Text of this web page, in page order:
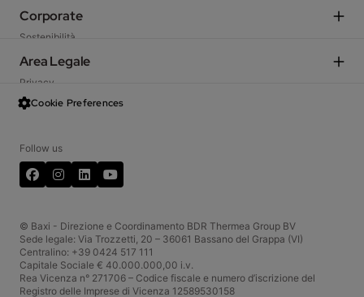
Ventilazione meccanica
Climatizzatori
Sistemi solari
Scaldacqua e serbatoi
Scegli il Centro di Assistenza Tecnica
Preventivatore
Ekanban Portale fornitori
Baxi Shop
CRM Portale Agenzie
FAQ
Corporate
Sostenibilità
Azienda
Incentivi fiscali
Garanzia
InBaxi - Portale Aziendale
Servizio Clienti
Area Legale
Privacy
Data Act
Cookies
Codice etico
Cookie Preferences
Follow us
Facebook
LinkedIn
YouTube
© Baxi - Direzione e Coordinamento BDR Thermea Group BV
Sede legale: Via Trozzetti, 20 – 36061 Bassano del Grappa (VI)
Centralino: +39 0424 517 111
Capitale Sociale € 40.000.000,00 i.v.
Rea Vicenza n° 271706 – Codice fiscale e numero d’iscrizione del
Registro delle Imprese di Vicenza 12589530158